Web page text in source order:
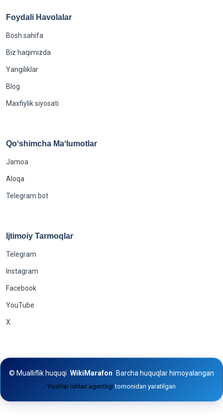
Foydali Havolalar
Bosh sahifa
Biz haqimizda
Yangiliklar
Blog
Maxfiylik siyosati
Qoʻshimcha Maʻlumotlar
Jamoa
Aloqa
Telegram bot
Ijtimoiy Tarmoqlar
Telegram
Instagram
Facebook
YouTube
X
© Mualliflik huquqi WikiMarafon Barcha huquqlar himoyalangan
Yoshlar ishlari agentligitomonidan yaratilgan